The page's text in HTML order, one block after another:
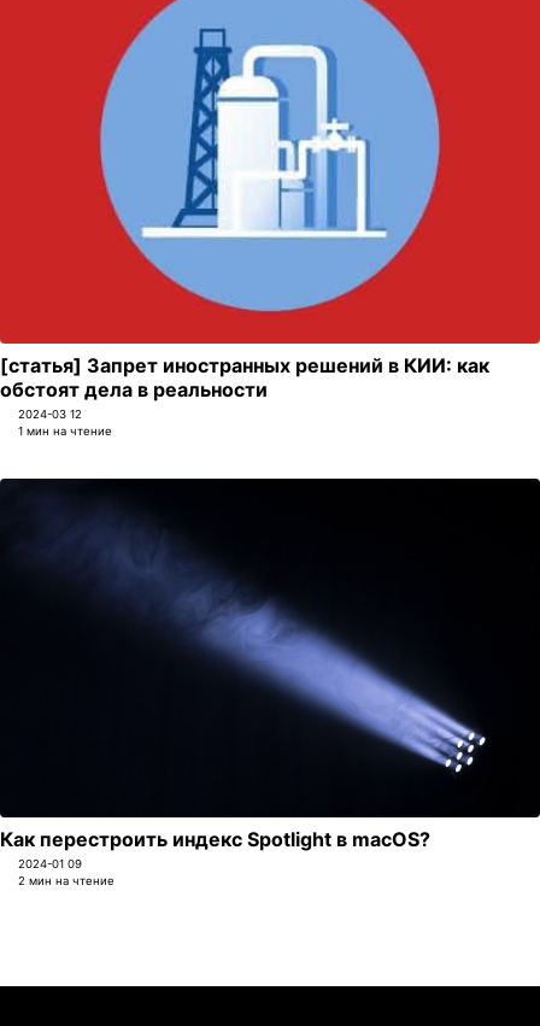
[статья] Запрет иностранных решений в КИИ: как
обстоят дела в реальности
2024-03 12
1 мин на чтение
Как перестроить индекс Spotlight в macOS?
2024-01 09
2 мин на чтение